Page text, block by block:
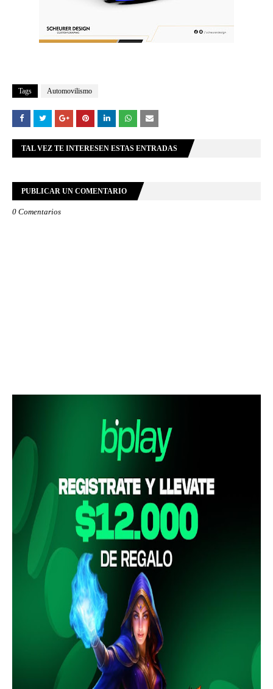
Tags Automovilismo
TAL VEZ TE INTERESEN ESTAS ENTRADAS
PUBLICAR UN COMENTARIO
0 Comentarios